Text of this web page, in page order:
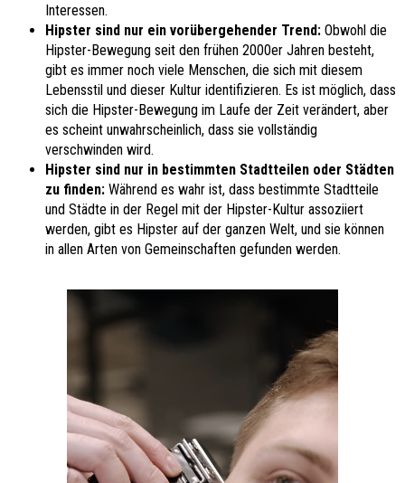
Interessen.
Hipster sind nur ein vorübergehender Trend: Obwohl die
Hipster-Bewegung seit den frühen 2000er Jahren besteht,
gibt es immer noch viele Menschen, die sich mit diesem
Lebensstil und dieser Kultur identifizieren. Es ist möglich, dass
sich die Hipster-Bewegung im Laufe der Zeit verändert, aber
es scheint unwahrscheinlich, dass sie vollständig
verschwinden wird.
Hipster sind nur in bestimmten Stadtteilen oder Städten
zu finden: Während es wahr ist, dass bestimmte Stadtteile
und Städte in der Regel mit der Hipster-Kultur assoziiert
werden, gibt es Hipster auf der ganzen Welt, und sie können
in allen Arten von Gemeinschaften gefunden werden.